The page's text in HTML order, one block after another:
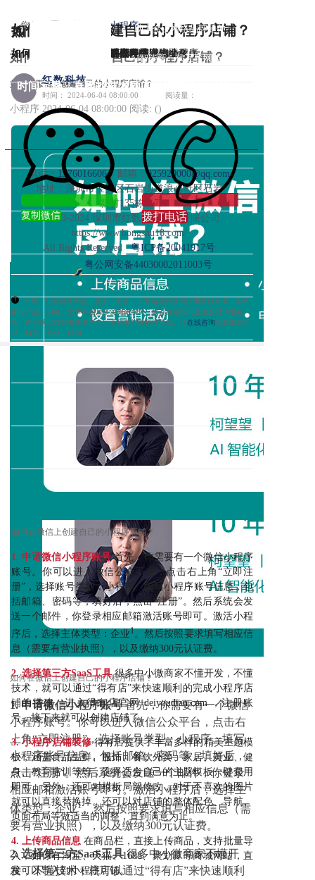
您的位置： 小程序
如何在微信上创建自己的小程序店铺？
如何在微信上创建自己的小程序店铺？
小程序 2024-06-04 08:00:00 阅读: ()
创建微信小程序店铺主要包括申请微信小程序账
号，选择第三方SaaS工具，装修小程序店铺，上传
商品信息，设置营销活动，以及提交微信审核并发
布。这个过程涉及到微信公众平台的操作，以及第
三方工具如“得有店”的使用。通过这些步骤，商家
可以在微信平台上搭建自己的在线销售渠道，从而
获取更多的流量和订单。
如何在微信上创建自己的小程序店铺？
1. 申请微信小程序账号首先，你需要有一个微信
小程序账号。你可以进入微信公众平台，点击右
上角“立即注册”，选择账号类型：小程序。填写
小程序账号信息，包括邮箱、密码等，填好后，
点击“注册”。然后系统会发送一个邮件，你登录
相应邮箱激活账号即可。激活小程序后，选择主
体类型：企业1。然后按照要求填写相应信息（需
要有营业执照），以及缴纳300元认证费。
2. 选择第三方SaaS工具很多中小微商家不懂开
发，不懂技术，就可以通过“得有店”来快速顺利
如何在微信上创建自己的小程序店铺？
红数科技
时间： 2024-06-04 08:00:00 阅读量：
如何在微信上创建自己的小程序店铺？
1. 申请微信小程序账号首先，你需要有一个微信小程序
账号。你可以进入微信公众平台，点击右上角“立即注
册”，选择账号类型：小程序。填写小程序账号信息，包
括邮箱、密码等，填好后，点击“注册”。然后系统会发
送一个邮件，你登录相应邮箱激活账号即可。激活小程
序后，选择主体类型：企业1。然后按照要求填写相应信
息（需要有营业执照），以及缴纳300元认证费。
2. 选择第三方SaaS工具很多中小微商家不懂开发，不懂
技术，就可以通过“得有店”来快速顺利的完成小程序店
铺的搭建。进入得有店官网 deiyoudian.com ，注册账
号，接下来就可以创建店铺了。
3. 小程序店铺装修得有店提供了丰富多样的精美主题模
板，涵盖食品生鲜、服饰、餐饮外卖、家居、美业、健
身、教育培训等等，选择适合自己的主题模板一键套用
即可。另外，还可对模板局部修改，对于不喜欢的图片
就可以直接替换掉。还可以对店铺的整体配色、导航、
页面布局等做适当的调整，直到满意为止。
4. 上传商品信息 在商品栏，直接上传商品，支持批量导
入，如你有淘宝、天猫、1688、聚划算等商城网站，直
接可以导入到小程序店铺。
声明：红数科技产品、服务、问答、文章如需转载请注明原创来源。本站
部分产品、问答 、文章和图片来源网络编辑，如存在版权问题请及时沟通处
理。内容观点仅代表作者本人，不代表红数科技立场。请在线咨询获取最新产
品、服务、价格、时间
热门推荐
如何防止APP跳转到微信小程序
如何更换小程序绑定的手机号
如何提取微信小程序的URL网址
如何在微信小程序中取消授权或退出登录
如何在微信小程序中投屏到电视
如何实现微信小程序的多开功能
如何在微信公众平台找到小程序密钥？
如何在浏览器中打开小程序
如何获取小程序服务器的域名或IP地址？
如何在一台电脑上同时运行多个微信小程序
助力企业网络品牌延伸
AI智能新一代互联网公司
电话： 13760166061 邮箱：925920000@qq.com
地址：深圳市宝安区石岩街道浪心社区石岩
新村135栋317
©2013-2024 深圳市红数科技信息有限公司
https://www.hongshu18.com/
All Rights Reserved粤ICP备20041917号
时间宝贵，直接找技术顾问进行项目探讨吧！
复制微信 拨打电话
粤公网安备44030002011003号